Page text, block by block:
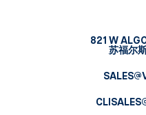
821 W
苏福尔